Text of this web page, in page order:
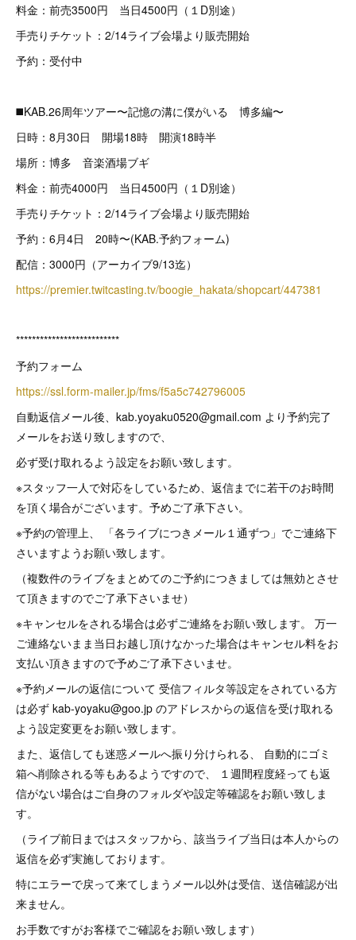
料金：前売3500円 当日4500円（１D別途）
手売りチケット：2/14ライブ会場より販売開始
予約：受付中
◼️KAB.26周年ツアー〜記憶の溝に僕がいる 博多編〜
日時：8月30日 開場18時 開演18時半
場所：博多 音楽酒場ブギ
料金：前売4000円 当日4500円（１D別途）
手売りチケット：2/14ライブ会場より販売開始
予約：6月4日 20時〜(KAB.予約フォーム)
配信：3000円（アーカイブ9/13迄）
https://premier.twitcasting.tv/boogie_hakata/shopcart/447381
**************************
予約フォーム
https://ssl.form-mailer.jp/fms/f5a5c742796005
自動返信メール後、kab.yoyaku0520@gmail.com より予約完了
メールをお送り致しますので、
必ず受け取れるよう設定をお願い致します。
※スタッフ一人で対応をしているため、返信までに若干のお時間
を頂く場合がございます。予めご了承下さい。
※予約の管理上、 「各ライブにつきメール１通ずつ」でご連絡下
さいますようお願い致します。
（複数件のライブをまとめてのご予約につきましては無効とさせ
て頂きますのでご了承下さいませ）
※キャンセルをされる場合は必ずご連絡をお願い致します。 万一
ご連絡ないまま当日お越し頂けなかった場合はキャンセル料をお
支払い頂きますので予めご了承下さいませ。
※予約メールの返信について 受信フィルタ等設定をされている方
は必ず kab-yoyaku@goo.jp のアドレスからの返信を受け取れる
よう設定変更をお願い致します。
また、返信しても迷惑メールへ振り分けられる、 自動的にゴミ
箱へ削除される等もあるようですので、 １週間程度経っても返
信がない場合はご自身のフォルダや設定等確認をお願い致しま
す。
（ライブ前日まではスタッフから、該当ライブ当日は本人からの
返信を必ず実施しております。
特にエラーで戻って来てしまうメール以外は受信、送信確認が出
来ません。
お手数ですがお客様でご確認をお願い致します）